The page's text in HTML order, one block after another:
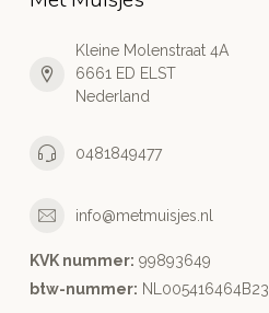
Kleine Molenstraat 4A
6661 ED ELST
Nederland
0481849477
info@metmuisjes.nl
KVK nummer: 99893649
btw-nummer: NL005416464B23